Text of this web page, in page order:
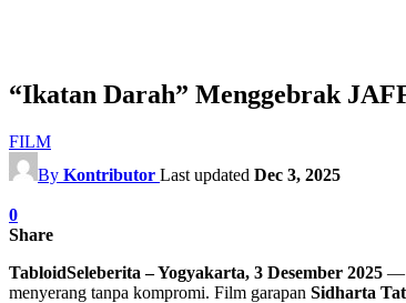
“Ikatan Darah” Menggebrak
FILM
By Kontributor Last updated Dec 3, 2025
0
Share
TabloidSeleberita – Yogyakarta, 3 Desember 2025 —
menyerang tanpa kompromi. Film garapan Sidharta